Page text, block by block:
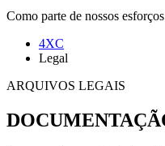
Como parte de nossos
4XC
Legal
ARQUIVOS LEGAIS